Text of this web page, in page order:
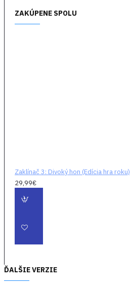
ZAKÚPENE SPOLU
Zaklínač 3: Divoký hon (Edícia hra roku)
29,99€
ĎALŠIE VERZIE